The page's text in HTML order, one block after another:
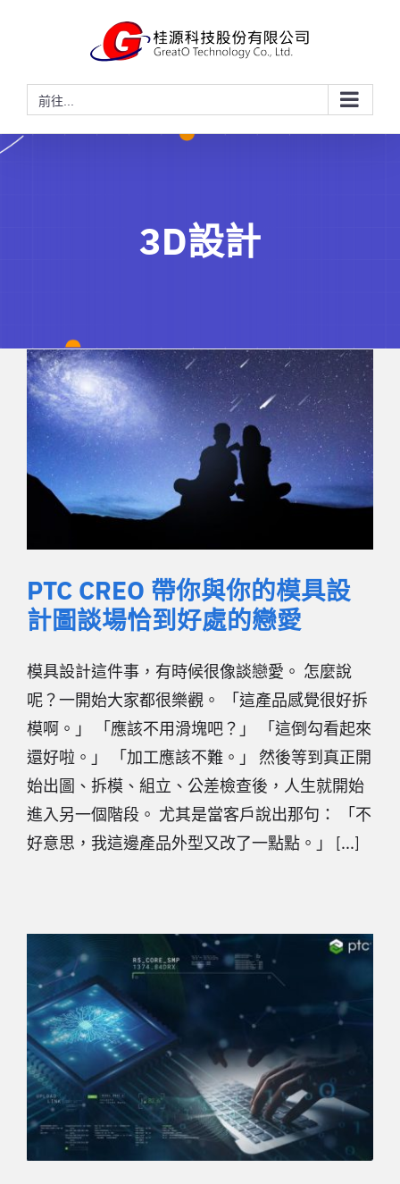
前往...
3D設計
PTC CREO 帶你與你的模具設
計圖談場恰到好處的戀愛
模具設計這件事，有時候很像談戀愛。 怎麼說
呢？一開始大家都很樂觀。 「這產品感覺很好拆
模啊。」 「應該不用滑塊吧？」 「這倒勾看起來
還好啦。」 「加工應該不難。」 然後等到真正開
始出圖、拆模、組立、公差檢查後，人生就開始
進入另一個階段。 尤其是當客戶說出那句： 「不
好意思，我這邊產品外型又改了一點點。」 [...]